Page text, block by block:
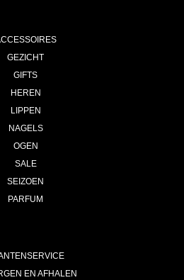
GEZICHT
GIFTS
HEREN
LIPPEN
NAGELS
OGEN
SALE
SEIZOEN
PARFUM
EN AFHALEN